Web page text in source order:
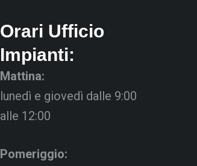
Orari Ufficio
Impianti:
Mattina:
lunedì e giovedì dalle 9:00
alle 12:00
Pomeriggio: